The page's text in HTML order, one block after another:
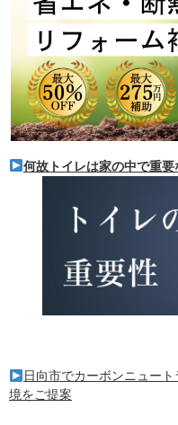
何故トイレは家の中で重
日向市でカーボンニュー
境をご提案